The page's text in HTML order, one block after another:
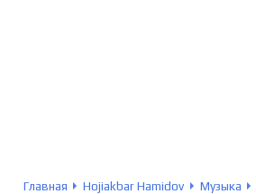
Главная Hojiakbar Hamidov Музыка